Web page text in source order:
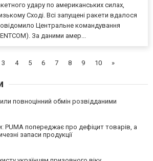
удару по американських силах,
Сході. Всі запущені ракети вдалося
Центральне командування
За даними амер...
3 4 5 6 7 8 9 10 »
повноцінний обмін розвідданими
PUMA попереджає про дефіцит товарів, а
запаси продукції